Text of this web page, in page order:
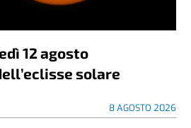
12 agosto
solare
8 AGOSTO 2026